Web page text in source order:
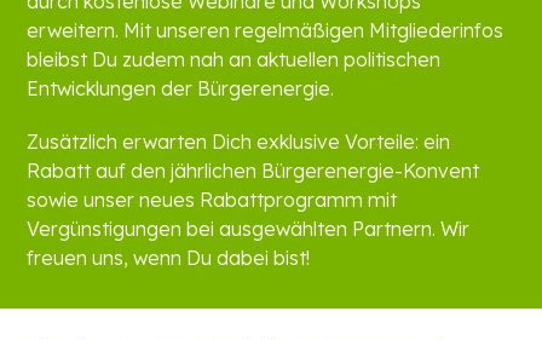
erweitern. Mit unseren regelmäßigen Mitgliederinfos
bleibst Du zudem nah an aktuellen politischen
Entwicklungen der Bürgerenergie.
Zusätzlich erwarten Dich exklusive Vorteile: ein
Rabatt auf den jährlichen Bürgerenergie-Konvent
sowie unser neues Rabattprogramm mit
Vergünstigungen bei ausgewählten Partnern. Wir
freuen uns, wenn Du dabei bist!